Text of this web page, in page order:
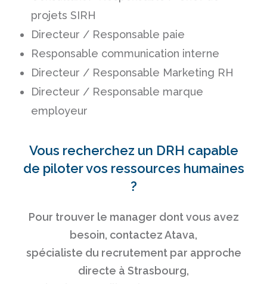
projets SIRH
Directeur / Responsable paie
Responsable communication interne
Directeur / Responsable Marketing RH
Directeur / Responsable marque
employeur
Vous recherchez un DRH capable
de piloter vos ressources humaines
?
Pour trouver le manager dont vous avez
besoin, contactez Atava,
spécialiste du recrutementpar approche
directe à Strasbourg,